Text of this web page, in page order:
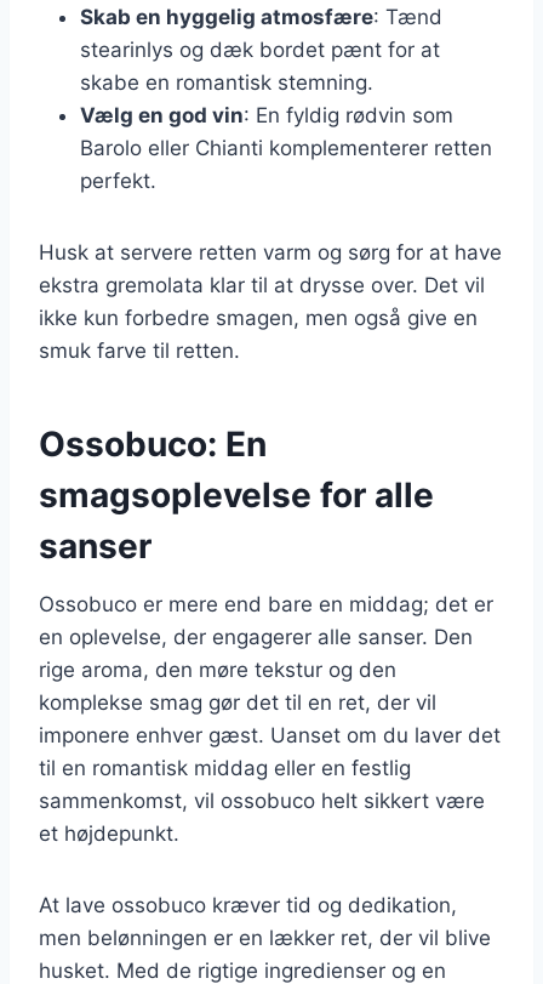
Skab en hyggelig atmosfære: Tænd
stearinlys og dæk bordet pænt for at
skabe en romantisk stemning.
Vælg en god vin: En fyldig rødvin som
Barolo eller Chianti komplementerer retten
perfekt.
Husk at servere retten varm og sørg for at have
ekstra gremolata klar til at drysse over. Det vil
ikke kun forbedre smagen, men også give en
smuk farve til retten.
Ossobuco: En
smagsoplevelse for alle
sanser
Ossobuco er mere end bare en middag; det er
en oplevelse, der engagerer alle sanser. Den
rige aroma, den møre tekstur og den
komplekse smag gør det til en ret, der vil
imponere enhver gæst. Uanset om du laver det
til en romantisk middag eller en festlig
sammenkomst, vil ossobuco helt sikkert være
et højdepunkt.
At lave ossobuco kræver tid og dedikation,
men belønningen er en lækker ret, der vil blive
husket. Med de rigtige ingredienser og en